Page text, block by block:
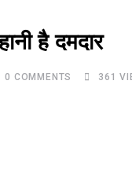
है दमदार
0 COMMENTS 361